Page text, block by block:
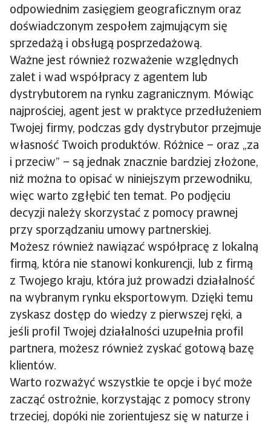
odpowiednim zasięgiem geograficznym oraz
doświadczonym zespołem zajmującym się
sprzedażą i obsługą posprzedażową.
Ważne jest również rozważenie względnych
zalet i wad współpracy z agentem lub
dystrybutorem na rynku zagranicznym. Mówiąc
najprościej, agent jest w praktyce przedłużeniem
Twojej firmy, podczas gdy dystrybutor przejmuje
własność Twoich produktów. Różnice – oraz „za
i przeciw” – są jednak znacznie bardziej złożone,
niż można to opisać w niniejszym przewodniku,
więc warto zgłębić ten temat. Po podjęciu
decyzji należy skorzystać z pomocy prawnej
przy sporządzaniu umowy partnerskiej.
Możesz również nawiązać współpracę z lokalną
firmą, która nie stanowi konkurencji, lub z firmą
z Twojego kraju, która już prowadzi działalność
na wybranym rynku eksportowym. Dzięki temu
zyskasz dostęp do wiedzy z pierwszej ręki, a
jeśli profil Twojej działalności uzupełnia profil
partnera, możesz również zyskać gotową bazę
klientów.
Warto rozważyć wszystkie te opcje i być może
zacząć ostrożnie, korzystając z pomocy strony
trzeciej, dopóki nie zorientujesz się w naturze i